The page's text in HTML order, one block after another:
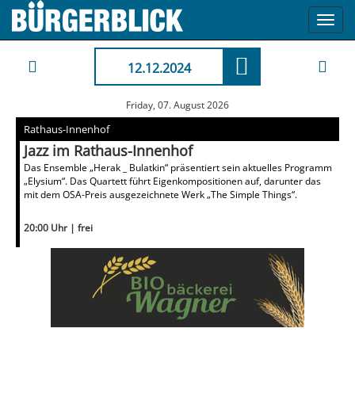
12.12.2024
Friday, 07. August 2026
Rathaus-Innenhof
Jazz im Rathaus-Innenhof
Das Ensemble „Herak _ Bulatkin“ präsentiert sein aktuelles Programm
„Elysium“. Das Quartett führt Eigenkompositionen auf, darunter das
mit dem OSA-Preis ausgezeichnete Werk „The Simple Things“.
20:00 Uhr | frei